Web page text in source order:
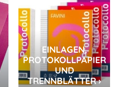
EINLAGEN,
PROTOKOLLPAPIER
UND
TRENNBLÄTTER ›